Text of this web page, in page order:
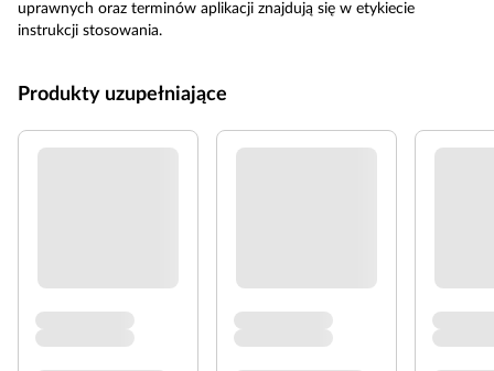
uprawnych oraz terminów aplikacji znajdują się w etykiecie
instrukcji stosowania.
Produkty uzupełniające